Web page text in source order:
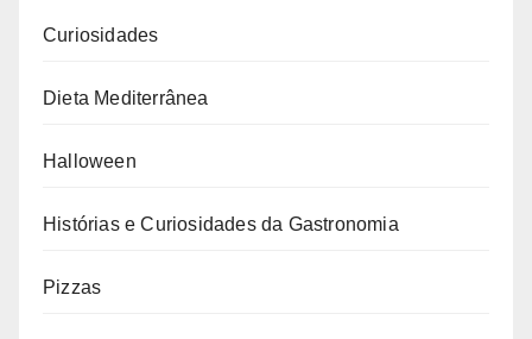
Curiosidades
Dieta Mediterrânea
Halloween
Histórias e Curiosidades da Gastronomia
Pizzas